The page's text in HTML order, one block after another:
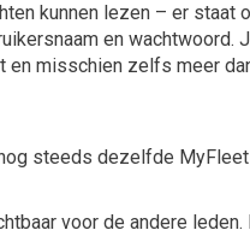
kunnen lezen – er staat
en wachtwoord.
misschien zelfs meer
steeds dezelfde
voor de andere